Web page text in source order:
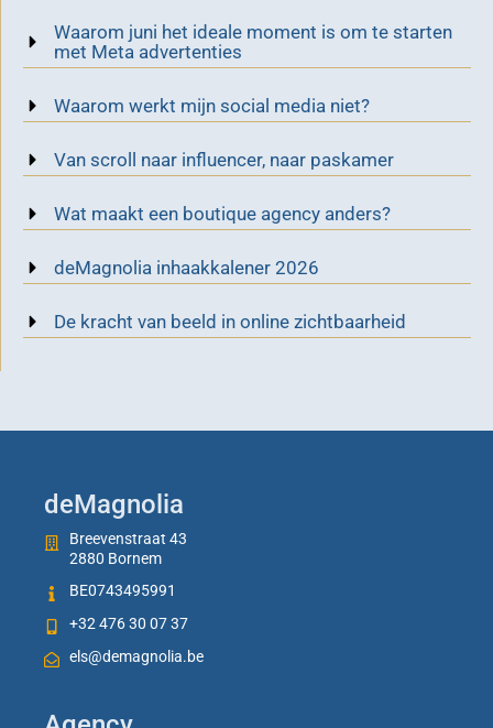
Waarom juni het ideale moment is om te starten
met Meta advertenties
Waarom werkt mijn social media niet?
Van scroll naar influencer, naar paskamer
Wat maakt een boutique agency anders?
deMagnolia inhaakkalener 2026
De kracht van beeld in online zichtbaarheid
deMagnolia
Breevenstraat 43
2880 Bornem
BE0743495991
+32 476 30 07 37
els@demagnolia.be